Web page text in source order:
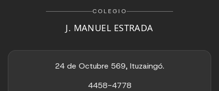
COLEGIO
J. MANUEL ESTRADA
24 de Octubre 569, Ituzaingó.
4458-4778